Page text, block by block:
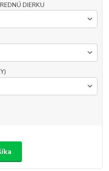
DIERKU